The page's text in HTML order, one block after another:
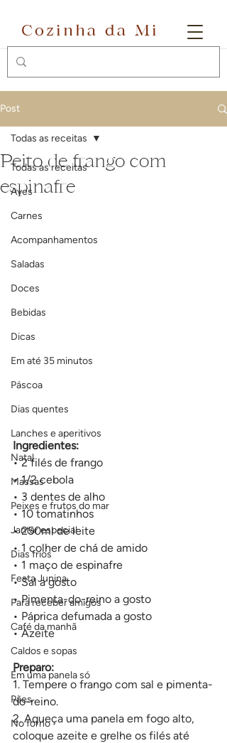
Cozinha da Mi
Post
Todas as receitas
Aves
Carnes
Acompanhamentos
Saladas
Doces
Bebidas
Dicas
Em até 35 minutos
Páscoa
Dias quentes
Lanches e aperitivos
Natal
Massas
Peixes e frutos do mar
Jantar especial
Dias frios
Festa Junina
Para receber amigos
Café da manhã
Caldos e sopas
Em uma panela só
Pães
No forno
Todas as receitas
Peito de frango com
espinafre
Ingredientes:
• 2 filés de frango
• 1/2 cebola
• 3 dentes de alho
• 10 tomatinhos
• 250ml de leite
• 1 colher de chá de amido
• 1 maço de espinafre
• Sal a gosto
• Pimenta-do-reino a gosto
• Páprica defumada a gosto
• Azeite
Preparo:
1. Tempere o frango com sal e pimenta-
do-reino.
2. Aqueça uma panela em fogo alto,
coloque azeite e grelhe os filés até